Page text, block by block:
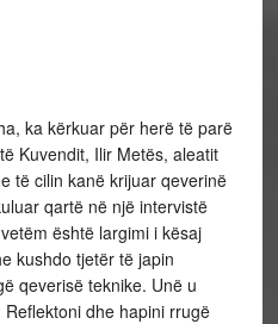
ka kërkuar për herë të parë
Kuvendit, Ilir Metës, aleatit
të cilin kanë krijuar qeverinë
qartë në një intervistë
është largimi i kësaj
kushdo tjetër të japin
qeverisë teknike. Unë u
dhe hapini rrugë